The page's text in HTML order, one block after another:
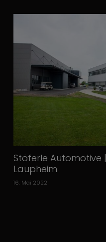
Stöferle Automotive |
Laupheim
16. Mai 2022